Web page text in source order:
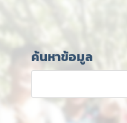
ค้นหาข้อมูล